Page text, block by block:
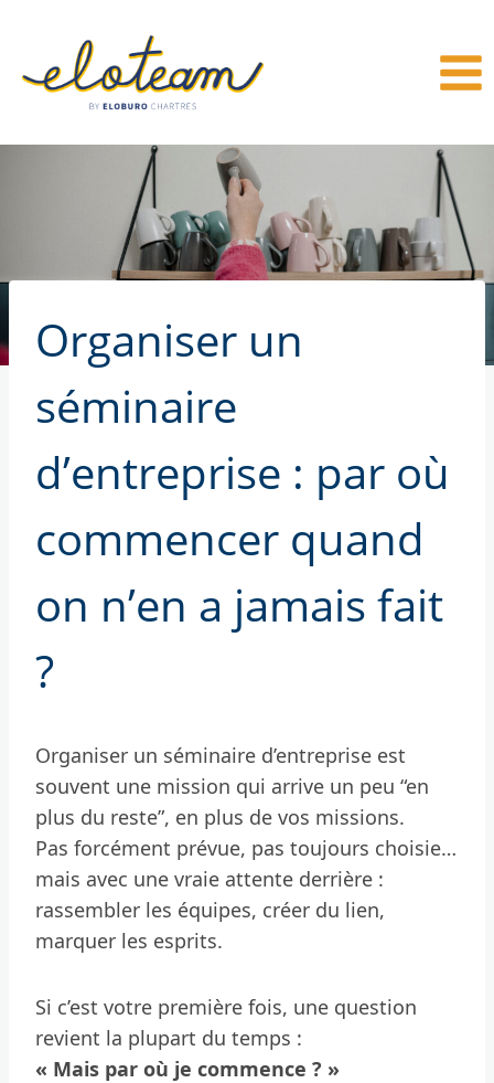
contenu
Organiser un
séminaire
d’entreprise : par où
commencer quand
on n’en a jamais fait
?
Organiser un séminaire d’entreprise est
souvent une mission qui arrive un peu “en
plus du reste”, en plus de vos missions.
Pas forcément prévue, pas toujours choisie…
mais avec une vraie attente derrière :
rassembler les équipes, créer du lien,
marquer les esprits.
Si c’est votre première fois, une question
revient la plupart du temps :
« Mais par où je commence ? »